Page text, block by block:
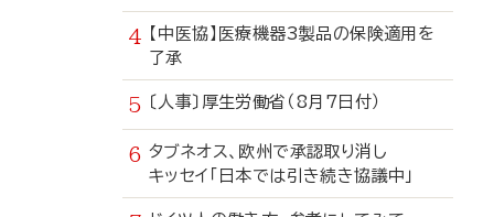
【中医協】医療機器3製品の保険適用を
了承
〔人事〕厚生労働省（8月7日付）
タブネオス、欧州で承認取り消し
キッセイ「日本では引き続き協議中」